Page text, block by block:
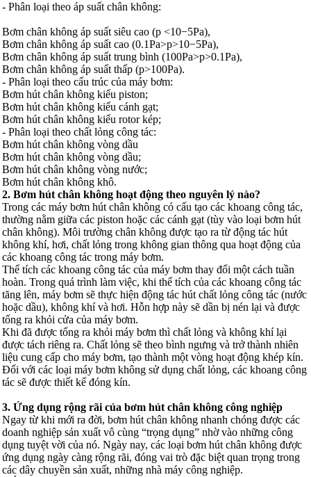
- Phân loại theo áp suất chân không:
Bơm chân không áp suất siêu cao (p <10−5Pa),
Bơm chân không áp suất cao (0.1Pa>p>10−5Pa),
Bơm chân không áp suất trung bình (100Pa>p>0.1Pa),
Bơm chân không áp suất thấp (p>100Pa).
- Phân loại theo cấu trúc của máy bơm:
Bơm hút chân không kiểu piston;
Bơm hút chân không kiểu cánh gạt;
Bơm hút chân không kiểu rotor kép;
- Phân loại theo chất lỏng công tác:
Bơm hút chân không vòng dầu
Bơm hút chân không vòng dầu;
Bơm hút chân không vòng nước;
Bơm hút chân không khô.
2. Bơm hút chân không hoạt động theo nguyên lý nào?
Trong các máy bơm hút chân không có cấu tạo các khoang công tác,
thường nằm giữa các piston hoặc các cánh gạt (tùy vào loại bơm hút
chân không). Môi trường chân không được tạo ra từ động tác hút
không khí, hơi, chất lỏng trong không gian thông qua hoạt động của
các khoang công tác trong máy bơm.
Thể tích các khoang công tác của máy bơm thay đổi một cách tuần
hoàn. Trong quá trình làm việc, khi thể tích của các khoang công tác
tăng lên, máy bơm sẽ thực hiện động tác hút chất lỏng công tác (nước
hoặc dầu), không khí và hơi. Hỗn hợp này sẽ dần bị nén lại và được
tống ra khỏi cửa của máy bơm.
Khi đã được tống ra khỏi máy bơm thì chất lỏng và không khí lại
được tách riêng ra. Chất lỏng sẽ theo bình ngưng và trở thành nhiên
liệu cung cấp cho máy bơm, tạo thành một vòng hoạt động khép kín.
Đối với các loại máy bơm không sử dụng chất lỏng, các khoang công
tác sẽ được thiết kế đóng kín.
3. Ứng dụng rộng rãi của bơm hút chân không công nghiệp
Ngay từ khi mới ra đời, bơm hút chân không nhanh chóng được các
doanh nghiệp sản xuất vô cùng “trọng dụng” nhờ vào những công
dụng tuyệt vời của nó. Ngày nay, các loại bơm hút chân không được
ứng dụng ngày càng rộng rãi, đóng vai trò đặc biệt quan trọng trong
các dây chuyền sản xuất, những nhà máy công nghiệp.